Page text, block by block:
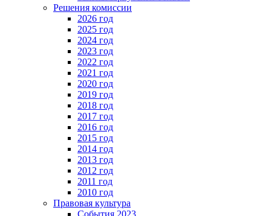
Решения комиссии
2026 год
2025 год
2024 год
2023 год
2022 год
2021 год
2020 год
2019 год
2018 год
2017 год
2016 год
2015 год
2014 год
2013 год
2012 год
2011 год
2010 год
Правовая культура
События 2023